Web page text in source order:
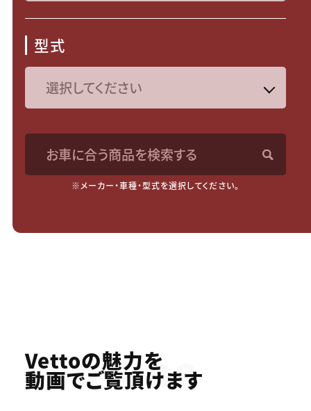
型式
お車に合う商品を検索する
※メーカー・車種・型式を選択してください。
Youtube
Vettoの魅力を
動画でご覧頂けます